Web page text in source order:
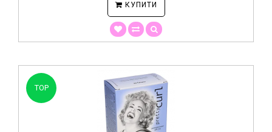
КУПИТИ
TOP